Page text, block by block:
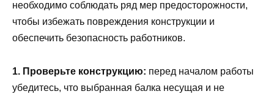
необходимо соблюдать ряд мер предосторожности,
чтобы избежать повреждения конструкции и
обеспечить безопасность работников.
1. Проверьте конструкцию: перед началом работы
убедитесь, что выбранная балка несущая и не